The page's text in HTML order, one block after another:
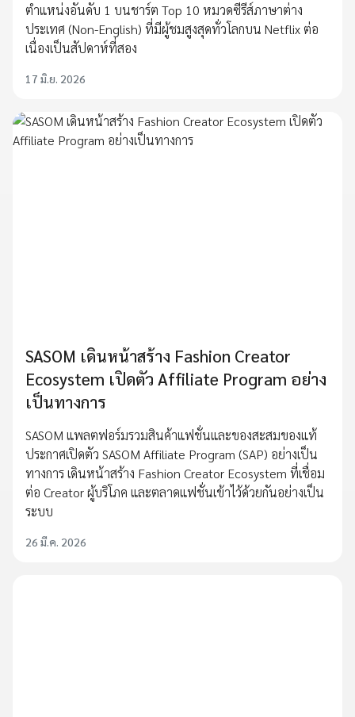
ตำแหน่งอันดับ 1 บนชาร์ต Top 10 หมวดซีรีส์ภาษาต่าง
ประเทศ (Non-English) ที่มีผู้ชมสูงสุดทั่วโลกบน Netflix ต่อ
เนื่องเป็นสัปดาห์ที่สอง
17 มิ.ย. 2026
SASOM เดินหน้าสร้าง Fashion Creator
Ecosystem เปิดตัว Affiliate Program อย่าง
เป็นทางการ
SASOM แพลตฟอร์มรวมสินค้าแฟชั่นและของสะสมของแท้
ประกาศเปิดตัว SASOM Affiliate Program (SAP) อย่างเป็น
ทางการ เดินหน้าสร้าง Fashion Creator Ecosystem ที่เชื่อม
ต่อ Creator ผู้บริโภค และตลาดแฟชั่นเข้าไว้ด้วยกันอย่างเป็น
ระบบ
26 มี.ค. 2026